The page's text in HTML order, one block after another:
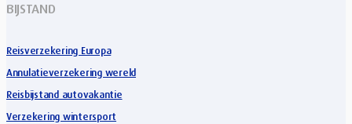
BIJSTAND
Reisverzekering Europa
Annulatieverzekering wereld
Reisbijstand autovakantie
Verzekering wintersport